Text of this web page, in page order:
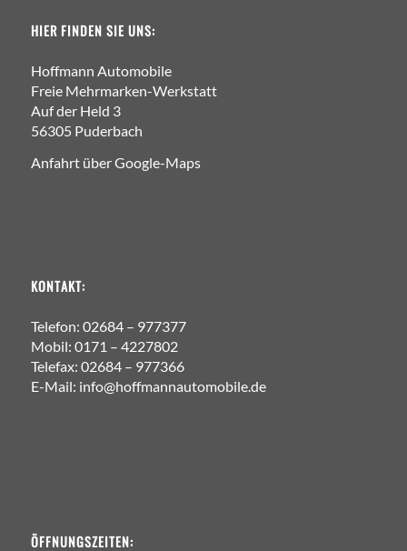
HIER FINDEN SIE UNS:
Hoffmann Automobile
Freie Mehrmarken-Werkstatt
Auf der Held 3
56305 Puderbach
Anfahrt über Google-Maps
KONTAKT:
Telefon: 02684 – 977377
Mobil: 0171 – 4227802
Telefax: 02684 – 977366
E-Mail: info@hoffmannautomobile.de
ÖFFNUNGSZEITEN: